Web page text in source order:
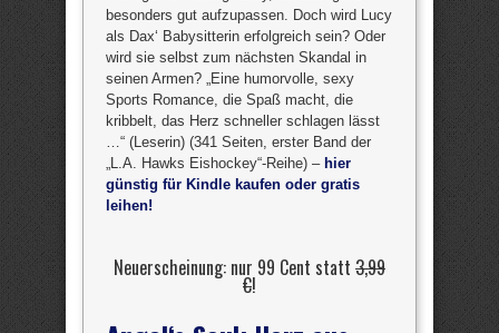
besonders gut aufzupassen. Doch wird Lucy
als Dax‘ Babysitterin erfolgreich sein? Oder
wird sie selbst zum nächsten Skandal in
seinen Armen? „Eine humorvolle, sexy
Sports Romance, die Spaß macht, die
kribbelt, das Herz schneller schlagen lässt
…“ (Leserin) (341 Seiten, erster Band der
„L.A. Hawks Eishockey“-Reihe) – hier
günstig für Kindle kaufen oder gratis
leihen!
Neuerscheinung: nur 99 Cent statt 3,99
€!